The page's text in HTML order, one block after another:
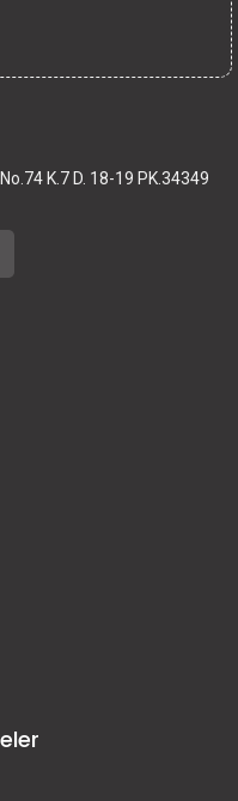
K.7 D. 18-19 PK.34349